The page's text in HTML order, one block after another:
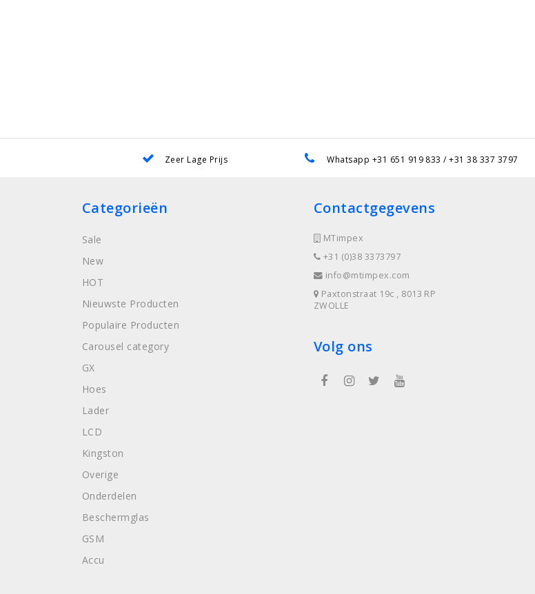
Zeer Lage Prijs Whatsapp +31 651 919 833 / +31 38 337 3797
Categorieën
Sale
New
HOT
Nieuwste Producten
Populaire Producten
Carousel category
GX
Hoes
Lader
LCD
Kingston
Overige
Onderdelen
Beschermglas
GSM
Accu
Contactgegevens
MTimpex
+31 (0)38 3373797
info@mtimpex.com
Paxtonstraat 19c , 8013 RP
ZWOLLE
Volg ons